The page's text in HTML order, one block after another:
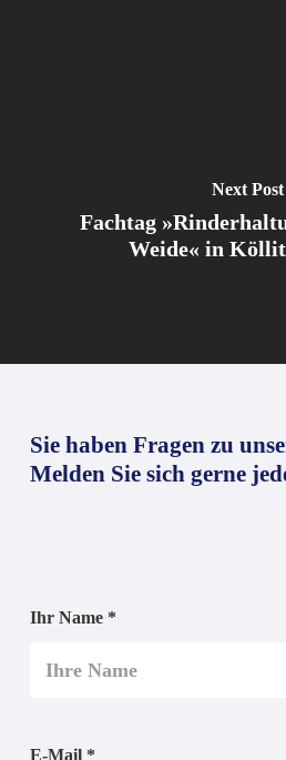
Next Post
Fachtag
Weide« in
Sie haben Fragen zu
Melden Sie sich gerne
Ihr Name *
E-Mail *